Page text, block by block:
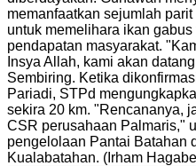
memanfaatkan sejumlah
untuk memelihara ikan
pendapatan masyarakat.
Insya Allah, kami akan
Sembiring. Ketika
Pariadi, STPd
sekira 20 km. "Rencananya,
CSR perusahaan Palmaris,"
pengelolaan Pantai Batahan
Kualabatahan. (Irham